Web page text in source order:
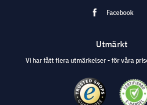
Facebook
Utmärkt
Vi har fått flera utmärkelser - för våra